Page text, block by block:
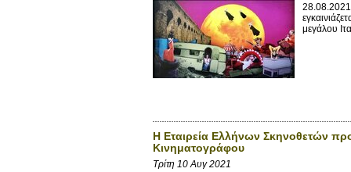
28.08.2021
μεγάλου
Η Εταιρεία Ελλήνων Σκηνοθετών
Κινηματογράφου
Τρίτη 10 Αυγ 2021